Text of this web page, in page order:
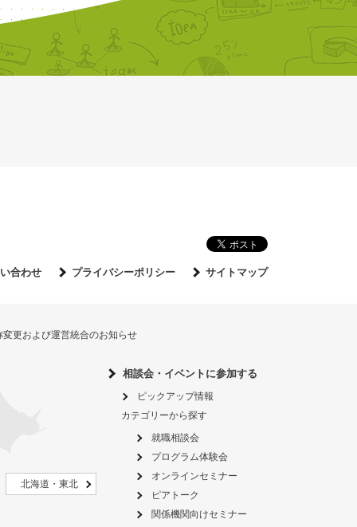
合わせ プライバシーポリシー サイトマップ
更および運営統合のお知らせ
北海道・東北
相談会・イベントに参加する
ピックアップ情報
カテゴリーから探す
就職相談会
プログラム体験会
オンラインセミナー
ピアトーク
関係機関向けセミナー